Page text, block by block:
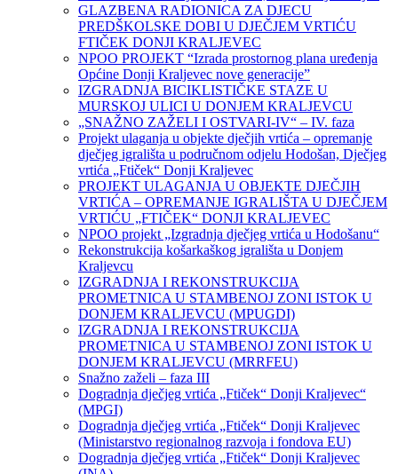
GLAZBENA RADIONICA ZA DJECU
PREDŠKOLSKE DOBI U DJEČJEM VRTIĆU
FTIČEK DONJI KRALJEVEC
NPOO PROJEKT “Izrada prostornog plana uređenja
Općine Donji Kraljevec nove generacije”
IZGRADNJA BICIKLISTIČKE STAZE U
MURSKOJ ULICI U DONJEM KRALJEVCU
„SNAŽNO ZAŽELI I OSTVARI-IV“ – IV. faza
Projekt ulaganja u objekte dječjih vrtića – opremanje
dječjeg igrališta u područnom odjelu Hodošan, Dječjeg
vrtića „Ftiček“ Donji Kraljevec
PROJEKT ULAGANJA U OBJEKTE DJEČJIH
VRTIĆA – OPREMANJE IGRALIŠTA U DJEČJEM
VRTIĆU „FTIČEK“ DONJI KRALJEVEC
NPOO projekt „Izgradnja dječjeg vrtića u Hodošanu“
Rekonstrukcija košarkaškog igrališta u Donjem
Kraljevcu
IZGRADNJA I REKONSTRUKCIJA
PROMETNICA U STAMBENOJ ZONI ISTOK U
DONJEM KRALJEVCU (MPUGDI)
IZGRADNJA I REKONSTRUKCIJA
PROMETNICA U STAMBENOJ ZONI ISTOK U
DONJEM KRALJEVCU (MRRFEU)
Snažno zaželi – faza III
Dogradnja dječjeg vrtića „Ftiček“ Donji Kraljevec“
(MPGI)
Dogradnja dječjeg vrtića „Ftiček“ Donji Kraljevec
(Ministarstvo regionalnog razvoja i fondova EU)
Dogradnja dječjeg vrtića „Ftiček“ Donji Kraljevec